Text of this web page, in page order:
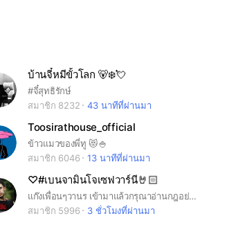
บ้านจี๋หมีขั้วโลก 🐻‍❄️💘
#จี๋สุทธิรักษ์
สมาชิก 8232
43 นาทีที่ผ่านมา
Toosirathouse_official
ข้าวแมวของพี่ทู 😻🍚
สมาชิก 6046
13 นาทีที่ผ่านมา
♡#เบนจามินโจเซฟวาร์นี🤘🏻
แก๊งเพื่อนๆวานร เข้ามาแล้วกรุณาอ่านกฎอย่างเคร่งครัด ในกลุ่มนี้มีพี่เบนกรุณาทำตามกฎกันด้วยนะ💞 (#chipmunkben)
สมาชิก 5996
3 ชั่วโมงที่ผ่านมา